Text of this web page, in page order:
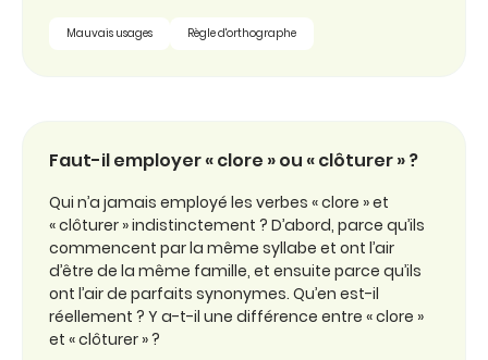
Mauvais usages Règle d'orthographe
Faut-il employer « clore » ou « clôturer » ?
Qui n’a jamais employé les verbes « clore » et
« clôturer » indistinctement ? D’abord, parce qu’ils
commencent par la même syllabe et ont l’air
d’être de la même famille, et ensuite parce qu’ils
ont l’air de parfaits synonymes. Qu’en est-il
réellement ? Y a-t-il une différence entre « clore »
et « clôturer » ?